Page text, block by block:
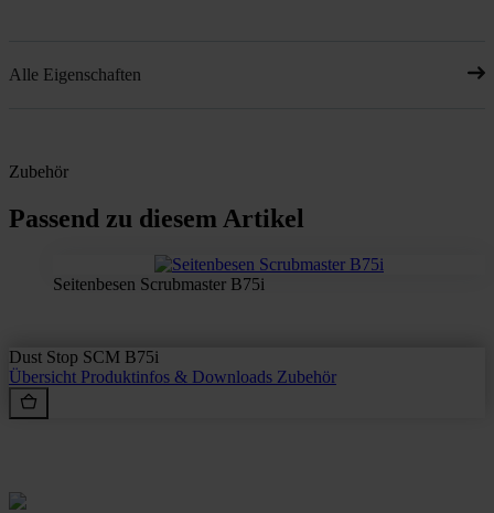
Alle Eigenschaften
Zubehör
Passend zu diesem Artikel
Seitenbesen Scrubmaster B75i
Dust Stop SCM B75i
Übersicht Produktinfos & Downloads Zubehör